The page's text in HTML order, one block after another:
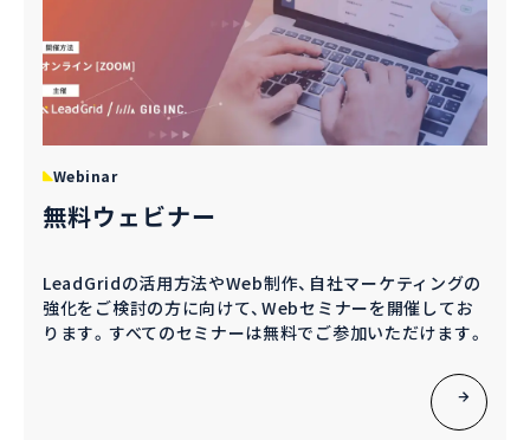
Webinar
無料ウェビナー
LeadGridの活用方法やWeb制作、自社マーケティングの
強化をご検討の方に向けて、Webセミナーを開催してお
ります。すべてのセミナーは無料でご参加いただけます。